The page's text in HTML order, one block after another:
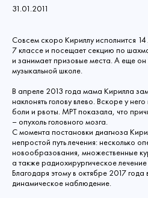
31.01.2011
Совсем скоро Кириллу исполнится 14
7 классе и посещает секцию по
и занимает призовые места. А еще он
музыкальной школе.
В апреле 2013 года мама Кирилла
наклонять голову влево. Вскоре у
боли и рвоты. МРТ показала, что
– опухоль головного мозга.
С момента постановки диагноза
непростой путь лечения: несколько
новообразования, множественные
а также радиохирургическое
Благодаря этому в октябре 2017 года
динамическое наблюдение.